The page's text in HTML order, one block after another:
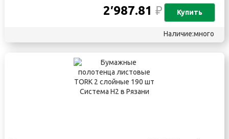
2′987.81₽ Купить
Наличие:много